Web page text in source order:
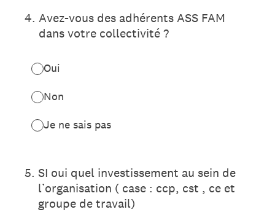
4. Avez-vous des adhérents ASS FAM
dans votre collectivité ?
Oui
Non
Je ne sais pas
5. SI oui quel investissement au sein de
l’organisation ( case : ccp, cst , ce et
groupe de travail)